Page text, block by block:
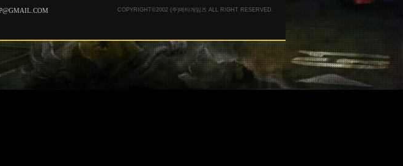
COPYRIGHT©2002 (주)메타게임즈 ALL RIGHT RESERVED.